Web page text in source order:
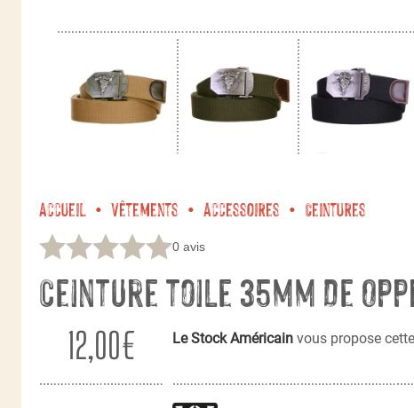
Accueil Vêtements Accessoires Ceintures
0 avis
Ceinture toile 35mm De
12,00€ Le Stock Américain vous propose cette